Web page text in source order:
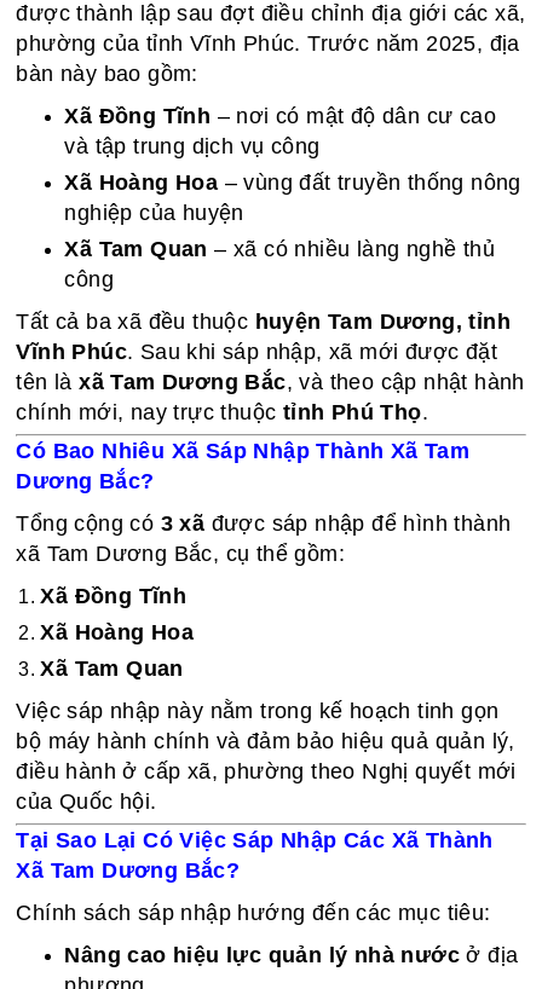
được thành lập sau đợt điều chỉnh địa giới các xã,
phường của tỉnh Vĩnh Phúc. Trước năm 2025, địa
bàn này bao gồm:
Xã Đồng Tĩnh – nơi có mật độ dân cư cao
và tập trung dịch vụ công
Xã Hoàng Hoa – vùng đất truyền thống nông
nghiệp của huyện
Xã Tam Quan – xã có nhiều làng nghề thủ
công
Tất cả ba xã đều thuộc huyện Tam Dương, tỉnh
Vĩnh Phúc. Sau khi sáp nhập, xã mới được đặt
tên làxã Tam Dương Bắc, và theo cập nhật hành
chính mới, nay trực thuộc tỉnh Phú Thọ.
Có Bao Nhiêu Xã Sáp Nhập Thành Xã Tam
Dương Bắc?
Tổng cộng có 3 xã được sáp nhập để hình thành
xã Tam Dương Bắc, cụ thể gồm:
Xã Đồng Tĩnh
Xã Hoàng Hoa
Xã Tam Quan
Việc sáp nhập này nằm trong kế hoạch tinh gọn
bộ máy hành chính và đảm bảo hiệu quả quản lý,
điều hành ở cấp xã, phường theo Nghị quyết mới
của Quốc hội.
Tại Sao Lại Có Việc Sáp Nhập Các Xã Thành
Xã Tam Dương Bắc?
Chính sách sáp nhập hướng đến các mục tiêu:
Nâng cao hiệu lực quản lý nhà nước ở địa